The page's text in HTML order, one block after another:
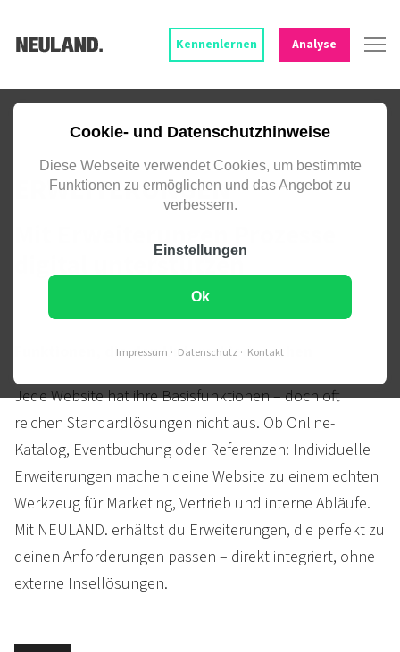
Cookie- und Datenschutzhinweise
Diese Webseite verwendet Cookies, um bestimmte
Funktionen zu ermöglichen und das Angebot zu
verbessern.
Einstellungen
Ok
Impressum Datenschutz Kontakt
Kennenlernen Analyse
INDIVIDUELLE MODULE – NAHTLOS
ERWEITERUNGEN
Mit Erweiterungen Prozesse
digital unterstützen
Funktionen, die den Unterschied machen
Jede Website hat ihre Basis­funktionen – doch oft
reichen Standard­lösungen nicht aus. Ob Online-
Katalog, Event­buchung oder Refe­renzen: Individuelle
Erwei­terungen machen deine Web­site zu einem echten
Werk­zeug für Marke­ting, Vertrieb und interne Abläufe.
Mit NEULAND. erhältst du Erwei­terungen, die perfekt zu
deinen Anfor­derungen passen – direkt inte­griert, ohne
externe Insel­lösungen.